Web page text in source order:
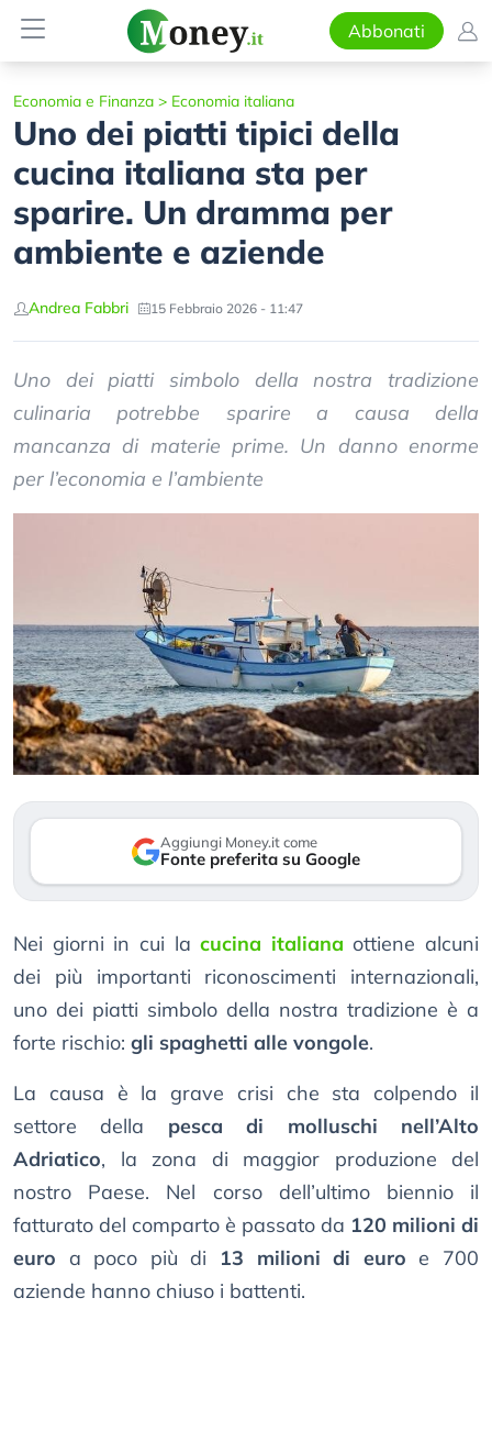
Abbonati
Economia e Finanza > Economia italiana
Uno dei piatti tipici della
cucina italiana sta per
sparire. Un dramma per
ambiente e aziende
Andrea Fabbri 15 Febbraio 2026 - 11:47
Uno dei piatti simbolo della nostra tradizione
culinaria potrebbe sparire a causa della
mancanza di materie prime. Un danno enorme
per l’economia e l’ambiente
Aggiungi Money.it come
Fonte preferita su Google
Nei giorni in cui lacucina italiana ottiene alcuni
dei più importanti riconoscimenti internazionali,
uno dei piatti simbolo della nostra tradizione è a
forte rischio: gli spaghetti alle vongole.
La causa è la grave crisi che sta colpendo il
settore della pesca di molluschi nell’Alto
Adriatico, la zona di maggior produzione del
nostro Paese. Nel corso dell’ultimo biennio il
fatturato del comparto è passato da 120 milioni di
euro a poco più di 13 milioni di euro e 700
aziende hanno chiuso i battenti.